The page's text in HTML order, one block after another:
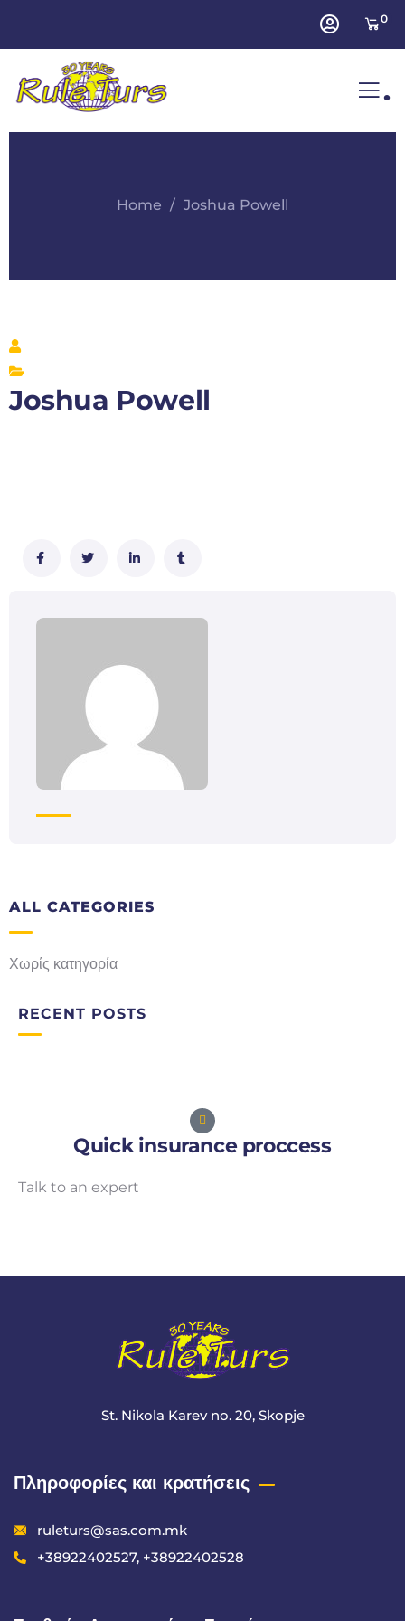
0
.
Home Joshua Powell
Joshua Powell
ALL CATEGORIES
Χωρίς κατηγορία
RECENT POSTS
Quick insurance proccess
Talk to an expert
St. Nikola Karev no. 20, Skopje
Πληροφορίες και κρατήσεις
ruleturs@sas.com.mk
+38922402527, +38922402528